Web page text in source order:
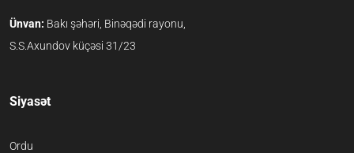
Ünvan: Bakı şəhəri, Binəqədi rayonu,
S.S.Axundov küçəsi 31/23
Siyasət
Ordu